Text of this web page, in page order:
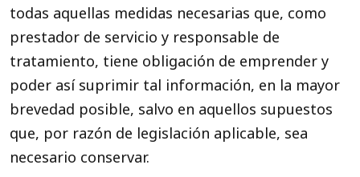
todas aquellas medidas necesarias que, como
prestador de servicio y responsable de
tratamiento, tiene obligación de emprender y
poder así suprimir tal información, en la mayor
brevedad posible, salvo en aquellos supuestos
que, por razón de legislación aplicable, sea
necesario conservar.